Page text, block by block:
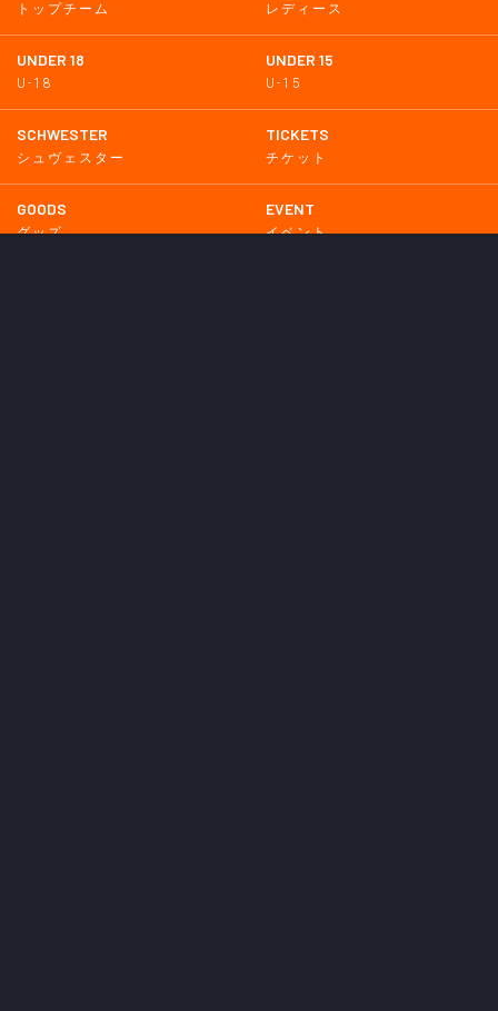
トップチーム レディース
UNDER 18
U-18
UNDER 15
U-15
SCHWESTER
シュヴェスター
TICKETS
チケット
GOODS
グッズ
EVENT
イベント